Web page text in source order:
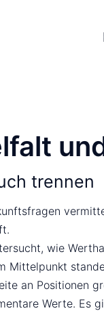
trennen
wie
Mittelpunkt
an Positionen
Werte. Es